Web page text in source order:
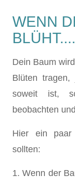
WENN
Dein Baum
Blüten
soweit ist,
beobachten
Hier ein
sollten:
1. Wenn der